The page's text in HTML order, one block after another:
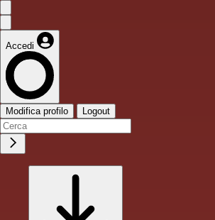
Accedi
Modifica profilo Logout